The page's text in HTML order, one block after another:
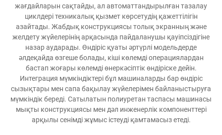
жағдайларын сақтайды, ал автоматтандырылған тазалау
циклдері техникалық қызмет көрсетудің қажеттілігін
азайтады. Жабдық конструкциясы толық экранның және
желдету жүйелерінің арқасында пайдаланушы қауіпсіздігіне
назар аударады. Өндіріс қуаты әртүрлі модельдерде
әлдеқайда өзгеше болады, кіші көлемді операциялардан
бастап жоғары көлемді өнеркәсіптік өндіріске дейін.
Интеграция мүмкіндіктері бұл машиналарды бар өндіріс
сызықтары мен сапа бақылау жүйелерімен байланыстыруға
мүмкіндік береді. Сатылатын полиуретан таспасы машинасы
мықты конструкциясы мен дәл инженерлік компоненттері
арқылы сенімді жұмыс істеуді қамтамасыз етеді.